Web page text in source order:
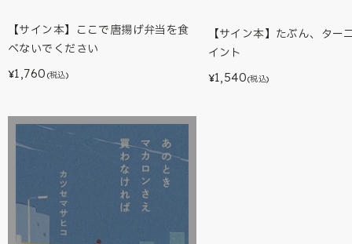
【サイン本】ここで唐揚げ弁当を食
べないでください
¥1,760 (税込)
【サイン本】たぶん、ター
イント
¥1,540(税込)